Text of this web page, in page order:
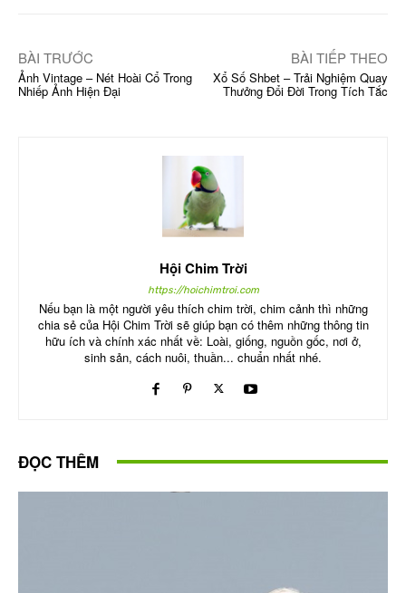
BÀI TRƯỚC
Ảnh Vintage – Nét Hoài Cổ Trong
Nhiếp Ảnh Hiện Đại
BÀI TIẾP THEO
Xổ Số Shbet – Trải Nghiệm Quay
Thưởng Đổi Đời Trong Tích Tắc
Hội Chim Trời
https://hoichimtroi.com
Nếu bạn là một người yêu thích chim trời, chim cảnh thì những
chia sẻ của Hội Chim Trời sẽ giúp bạn có thêm những thông tin
hữu ích và chính xác nhất về: Loài, giống, nguồn gốc, nơi ở,
sinh sản, cách nuôi, thuần... chuẩn nhất nhé.
ĐỌC THÊM